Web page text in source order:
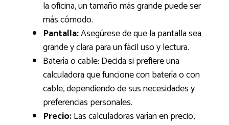
la oficina, un tamaño más grande puede ser
más cómodo.
Pantalla:Asegúrese de que la pantalla sea
grande y clara para un fácil uso y lectura.
Batería o cable: Decida si prefiere una
calculadora que funcione con batería o con
cable, dependiendo de sus necesidades y
preferencias personales.
Precio:Las calculadoras varían en precio,